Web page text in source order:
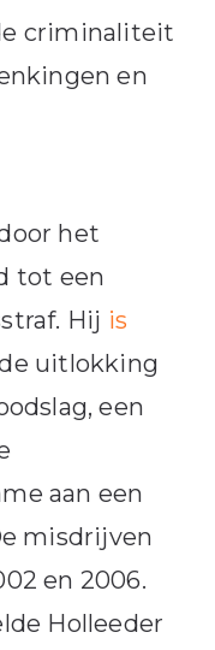
criminaliteit
en
het
tot een
Hij is
uitlokking
een
aan een
misdrijven
en 2006.
Holleeder